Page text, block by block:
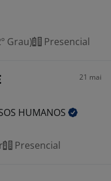
Grau) Presencial
21 mai
HUMANOS
Presencial